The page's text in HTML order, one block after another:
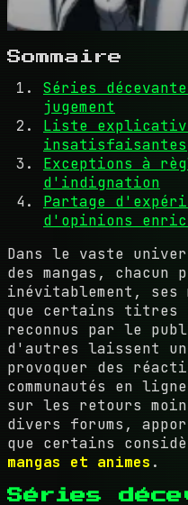
Sommaire
Séries
jugement
Liste
insatisfaisantes
Exceptions à
d'indignation
Partage
d'opinions
Dans le vaste
des mangas,
inévitablement, ses
que certains titres
reconnus par le
d'autres laissent un
provoquer des
communautés en
sur les retours
divers forums,
que certains
mangas et animes .
Séries